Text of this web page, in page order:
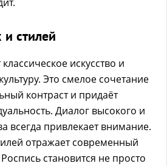
и стилей
искусство и
Это смелое сочетание
контраст и придаёт
Диалог высокого и
всегда привлекает внимание.
отражает современный
Роспись становится не просто